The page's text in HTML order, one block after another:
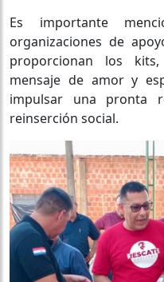
Es importante
organizaciones de
proporcionan los
mensaje de amor y
impulsar una pronta
reinserción social.